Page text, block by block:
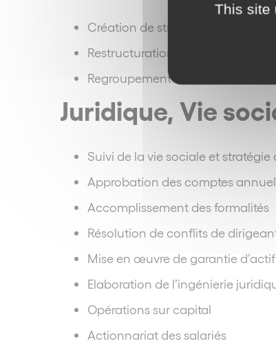
Création de structures d’exercice
Restructuration et
Regroupement de professionnels
Juridique, Vie
Suivi de la vie sociale et stratégie
Approbation des comptes
Accomplissement des formalités
Résolution de conflits de
Mise en œuvre de garantie
Elaboration de l’ingénierie
Opérations sur capital
Actionnariat des salariés
This site